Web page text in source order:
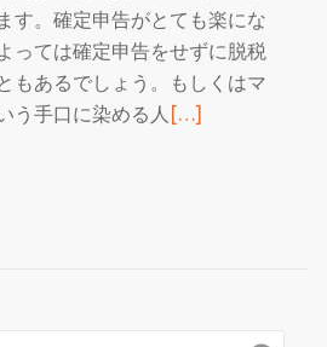
す。確定申告がとても楽にな
っては確定申告をせずに脱税
もあるでしょう。もしくはマ
う手口に染める人 続
多
[…]